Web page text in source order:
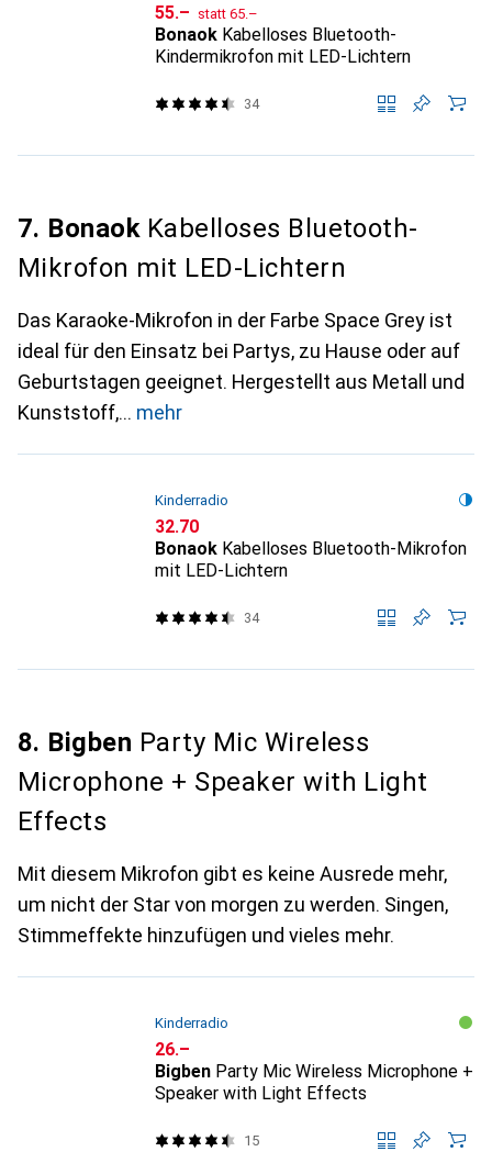
CHF
55.– statt CHF
65.–
Bonaok Kabelloses Bluetooth-
Kindermikrofon mit LED-Lichtern
34
7. BonaokKabelloses Bluetooth-
Mikrofon mit LED-Lichtern
Das Karaoke-Mikrofon in der Farbe Space Grey ist
ideal für den Einsatz bei Partys, zu Hause oder auf
Geburtstagen geeignet. Hergestellt aus Metall und
Kunststoff,
mehr
Kinderradio
CHF
32.70
Bonaok Kabelloses Bluetooth-Mikrofon
mit LED-Lichtern
34
8. Bigben Party Mic Wireless
Microphone + Speaker with Light
Effects
Mit diesem Mikrofon gibt es keine Ausrede mehr,
um nicht der Star von morgen zu werden. Singen,
Stimmeffekte hinzufügen und vieles mehr.
Kinderradio
CHF
26.–
Bigben Party Mic Wireless Microphone +
Speaker with Light Effects
15